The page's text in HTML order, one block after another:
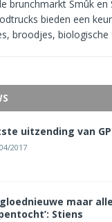
brunchmarkt Smûk en
bieden een
broodjes, biologische
uitzending van
2017
gloednieuwe maar
Stiens